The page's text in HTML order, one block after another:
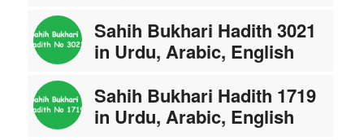
Sahih Bukhari Hadith 3021
in Urdu, Arabic, English
Sahih Bukhari Hadith 1719
in Urdu, Arabic, English